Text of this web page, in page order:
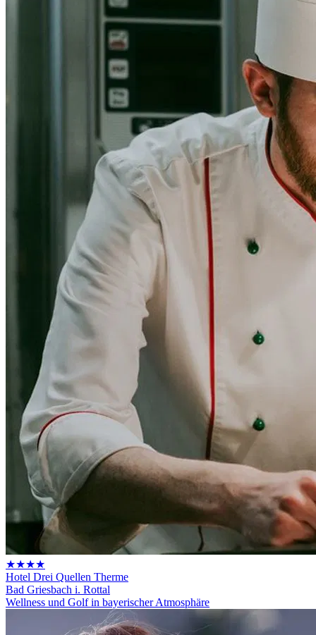
★★★★
Hotel Drei Quellen Therme
Bad Griesbach i. Rottal
Wellness und Golf in bayerischer Atmosphäre